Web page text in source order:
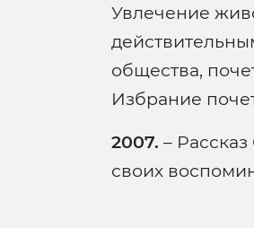
Увлечение
общества,
Избрание
2007. –
своих